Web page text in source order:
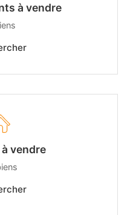
à vendre
vendre